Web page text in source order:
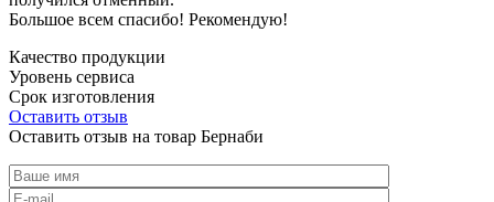
Большое всем спасибо! Рекомендую!
Качество продукции
Уровень сервиса
Срок изготовления
Оставить отзыв
Оставить отзыв на товар Бернаби